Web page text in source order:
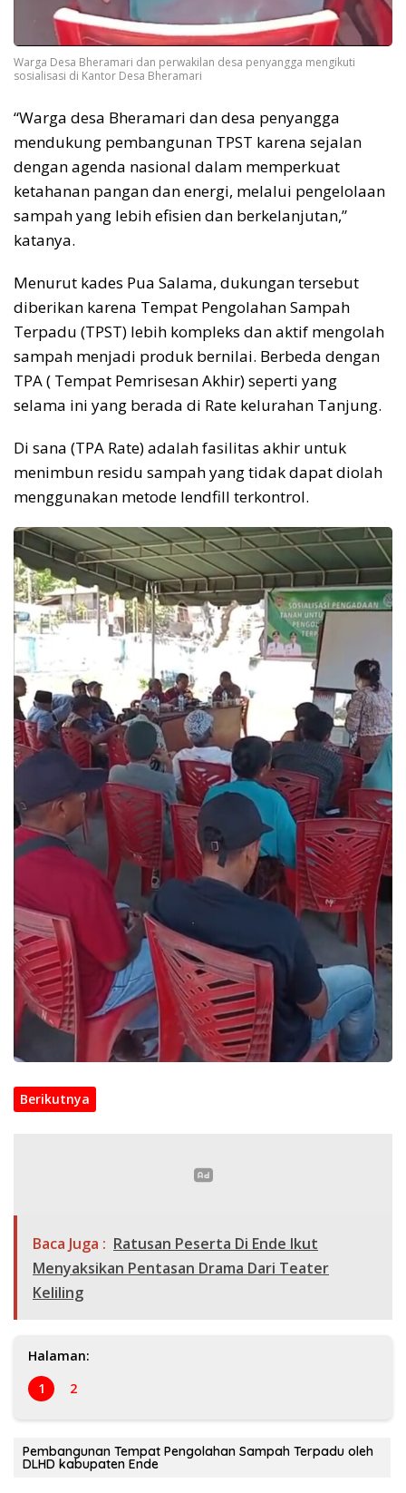
Warga Desa Bheramari dan perwakilan desa penyangga mengikuti
sosialisasi di Kantor Desa Bheramari
“Warga desa Bheramari dan desa penyangga
mendukung pembangunan TPST karena sejalan
dengan agenda nasional dalam memperkuat
ketahanan pangan dan energi, melalui pengelolaan
sampah yang lebih efisien dan berkelanjutan,”
katanya.
Menurut kades Pua Salama, dukungan tersebut
diberikan karena Tempat Pengolahan Sampah
Terpadu (TPST) lebih kompleks dan aktif mengolah
sampah menjadi produk bernilai. Berbeda dengan
TPA ( Tempat Pemrisesan Akhir) seperti yang
selama ini yang berada di Rate kelurahan Tanjung.
Di sana (TPA Rate) adalah fasilitas akhir untuk
menimbun residu sampah yang tidak dapat diolah
menggunakan metode lendfill terkontrol.
Berikutnya
Baca Juga : Ratusan Peserta Di Ende Ikut
Menyaksikan Pentasan Drama Dari Teater
Keliling
Halaman:
1
2
Pembangunan Tempat Pengolahan Sampah Terpadu oleh
DLHD kabupaten Ende